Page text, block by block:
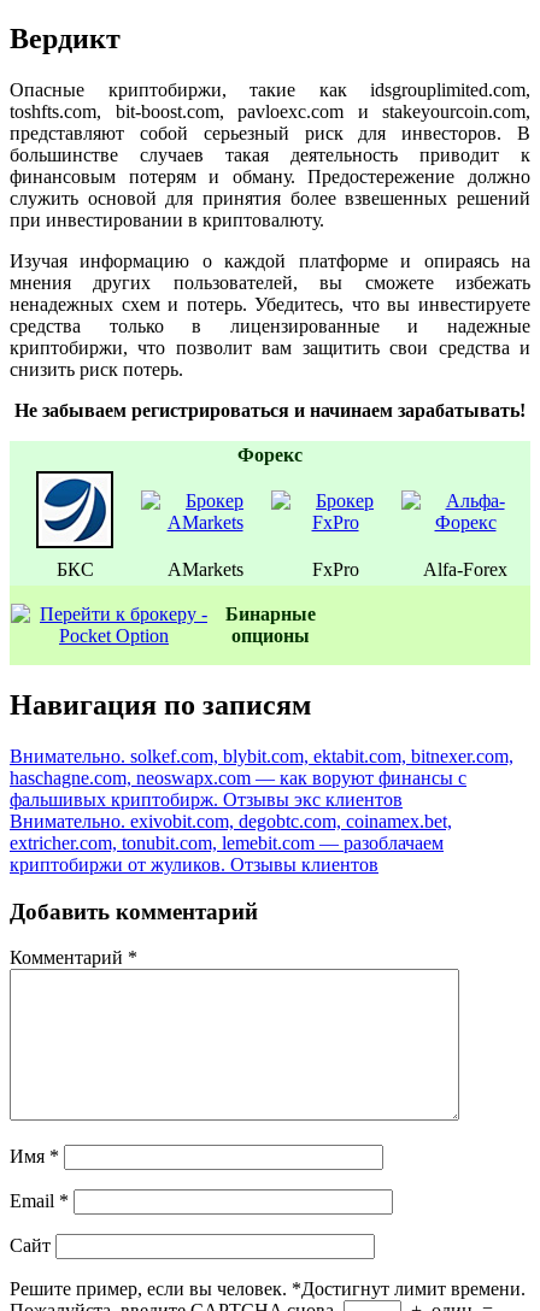
Вердикт
Опасные криптобиржи, такие как idsgrouplimited.com,
toshfts.com, bit-boost.com, pavloexc.com и stakeyourcoin.com,
представляют собой серьезный риск для инвесторов. В
большинстве случаев такая деятельность приводит к
финансовым потерям и обману. Предостережение должно
служить основой для принятия более взвешенных решений
при инвестировании в криптовалюту.
Изучая информацию о каждой платформе и опираясь на
мнения других пользователей, вы сможете избежать
ненадежных схем и потерь. Убедитесь, что вы инвестируете
средства только в лицензированные и надежные
криптобиржи, что позволит вам защитить свои средства и
снизить риск потерь.
Не забываем регистрироваться и начинаем зарабатывать!
Форекс
БКС AMarkets FxPro Alfa-Forex
Бинаpные
oпционы
Навигация по записям
Внимательно. solkef.com, blybit.com, ektabit.com, bitnexer.com,
haschagne.com, neoswapx.com — как воруют финансы с
фальшивых криптобирж. Отзывы экс клиентов
Внимательно. exivobit.com, degobtc.com, coinamex.bet,
extricher.com, tonubit.com, lemebit.com — разоблачаем
криптобиржи от жуликов. Отзывы клиентов
Добавить комментарий
Комментарий *
Имя *
Email *
Сайт
Решите пример, если вы человек. *Достигнут лимит времени.